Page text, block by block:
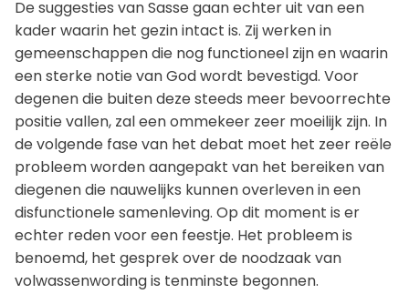
De suggesties van Sasse gaan echter uit van een
kader waarin het gezin intact is. Zij werken in
gemeenschappen die nog functioneel zijn en waarin
een sterke notie van God wordt bevestigd. Voor
degenen die buiten deze steeds meer bevoorrechte
positie vallen, zal een ommekeer zeer moeilijk zijn. In
de volgende fase van het debat moet het zeer reële
probleem worden aangepakt van het bereiken van
diegenen die nauwelijks kunnen overleven in een
disfunctionele samenleving. Op dit moment is er
echter reden voor een feestje. Het probleem is
benoemd, het gesprek over de noodzaak van
volwassenwording is tenminste begonnen.